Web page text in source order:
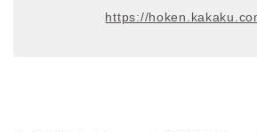
https://